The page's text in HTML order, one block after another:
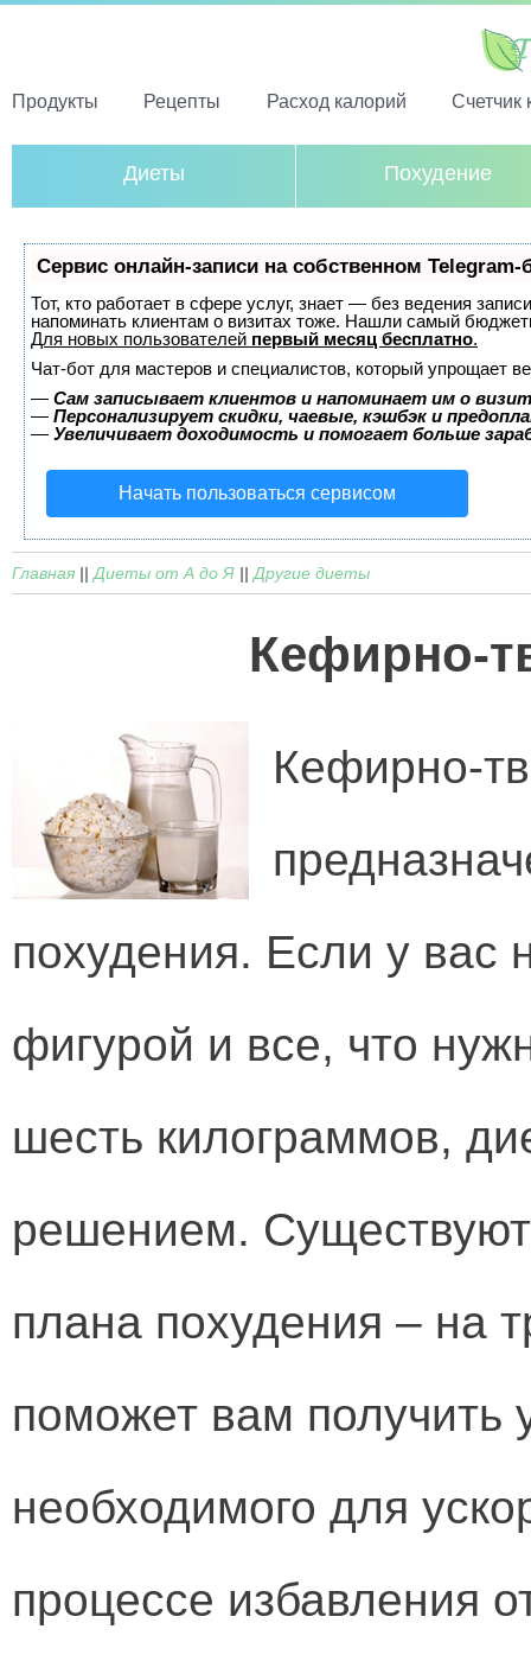
Продукты Рецепты Расход калорий Счетчик
Диеты Похудение
Сервис онлайн-записи на собственном Telegram-
Тот, кто работает в сфере услуг, знает — без ведения
напоминать клиентам о визитах тоже. Нашли самый
Для новых пользователей первый месяц бесплатно.
Чат-бот для мастеров и специалистов, который упрощает
— Сам записывает клиентов и напоминает им о
— Персонализирует скидки, чаевые, кэшбэк и
— Увеличивает доходимость и помогает больше
Начать пользоваться сервисом
Главная || Диеты от А до Я || Другие диеты
Кефирно-
Кефирно-
похудения. Если у вас
фигурой и все, что
шесть килограммов,
решением. Существуют
плана похудения – на
поможет вам получить
необходимого для
процессе избавления